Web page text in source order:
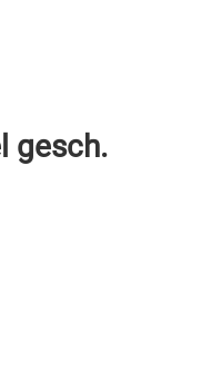
gesch.